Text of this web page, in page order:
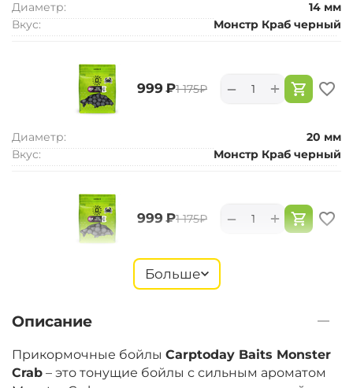
Диаметр:
14 мм
Вкус:
Монстр Краб черный
‍999‍ ₽‍1 175‍₽ +
−
Диаметр:
20 мм
Вкус:
Монстр Краб черный
‍999‍ ₽‍1 175‍₽ +
−
Монстр Краб черный
‍899‍ ₽‍1 058‍₽ +
−
Больше
Описание
Прикормочные бойлы Carptoday Baits Monster
Crab – это тонущие бойлы с сильным ароматом